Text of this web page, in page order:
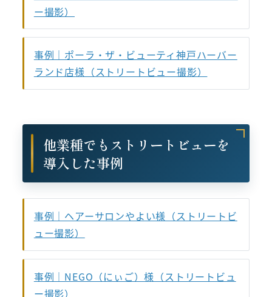
ー撮影）
事例｜ポーラ・ザ・ビューティ神戸ハーバー
ランド店様（ストリートビュー撮影）
他業種でもストリートビューを
導入した事例
事例｜ヘアーサロンやよい様（ストリートビ
ュー撮影）
事例｜NEGO（にぃご）様（ストリートビュ
ー撮影）